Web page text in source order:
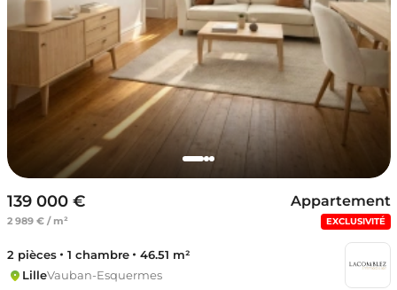
139 000 €
2 989 € / m²
Appartement
EXCLUSIVITÉ
2 pièces 1 chambre
46.51 m²
LilleVauban-Esquermes